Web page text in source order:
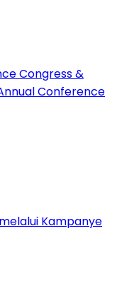
Congress &
Conference
Kampanye